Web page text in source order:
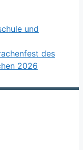
und
des
2026